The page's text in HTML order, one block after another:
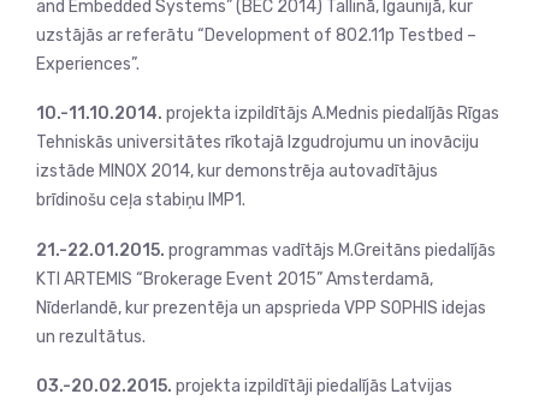
and Embedded Systems” (BEC 2014) Tallinā, Igaunijā, kur
uzstājās ar referātu “Development of 802.11p Testbed –
Experiences”.
10.-11.10.2014. projekta izpildītājs A.Mednis piedalījās Rīgas
Tehniskās universitātes rīkotajā Izgudrojumu un inovāciju
izstāde MINOX 2014, kur demonstrēja autovadītājus
brīdinošu ceļa stabiņu IMP1.
21.-22.01.2015. programmas vadītājs M.Greitāns piedalījās
KTI ARTEMIS “Brokerage Event 2015” Amsterdamā,
Nīderlandē, kur prezentēja un apsprieda VPP SOPHIS idejas
un rezultātus.
03.-20.02.2015. projekta izpildītāji piedalījās Latvijas